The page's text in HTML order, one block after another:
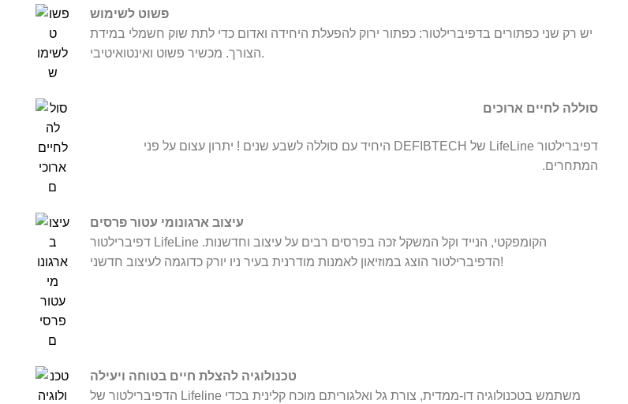
פשוט לשימוש
יש רק שני כפתורים בדפיברילטור: כפתור ירוק להפעלת היחידה ואדום כדי לתת שוק חשמלי במידת
הצורך. מכשיר פשוט ואינטואיטיבי.
סוללה לחיים ארוכים
דפיברילטור LifeLine של DEFIBTECH היחיד עם סוללה לשבע שנים ! יתרון עצום על פני
המתחרים.
עיצוב ארגונומי עטור פרסים
דפיברילטור LifeLine הקומפקטי, הנייד וקל המשקל זכה בפרסים רבים על עיצוב וחדשנות.
הדפיברילטור הוצג במוזיאון לאמנות מודרנית בעיר ניו יורק כדוגמה לעיצוב חדשני!
טכנולוגיה להצלת חיים בטוחה ויעילה
הדפיברילטור של Lifeline משתמש בטכנולוגיה דו-ממדית, צורת גל ואלגוריתם מוכח קלינית בכדי